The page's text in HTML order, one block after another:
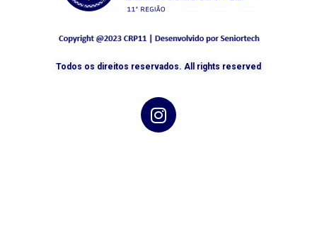
Todos os direitos reservados. All rights reserved